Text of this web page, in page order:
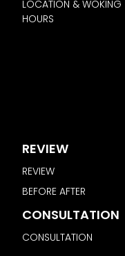
LOCATION & WOKING
HOURS
REVIEW
REVIEW
BEFORE AFTER
CONSULTATION
CONSULTATION